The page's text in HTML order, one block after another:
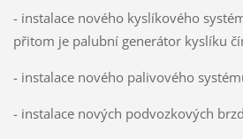
- instalace nového kyslíkového
přitom je palubní generátor kyslíku
- instalace nového palivového
- instalace nových podvozkových brzd